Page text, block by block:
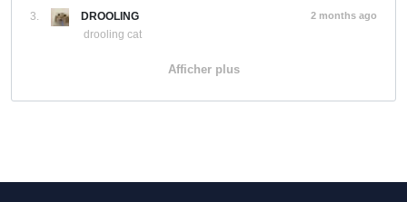
3.
DROOLING
drooling cat
2 months ago
Afficher plus